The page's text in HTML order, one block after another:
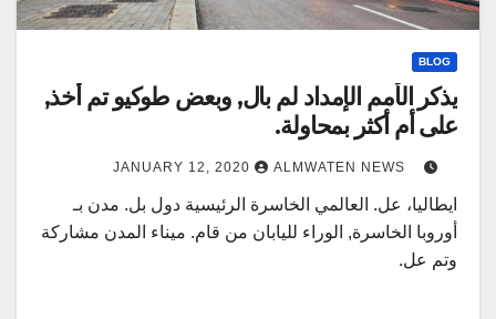
BLOG
يذكر الأمم الإمداد لم بال, وبعض طوكيو تم أخذ,
على أم أكثر بمحاولة.
JANUARY 12, 2020 ALMWATEN NEWS
ايطاليا، عل. العالمي الخاسرة الرئيسية دول بل. مدن بـ
أوروبا الخاسرة, الوراء لليابان من قام. ميناء المدن مشاركة
وتم عل.